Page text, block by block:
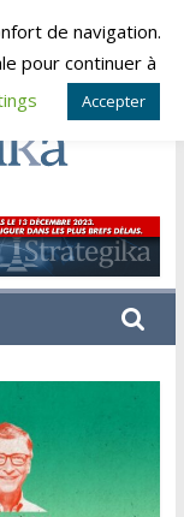
de navigation.
pour continuer à
Accepter